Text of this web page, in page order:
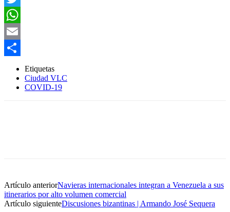
Twitter
WhatsApp
Email
Compartir
Etiquetas
Ciudad VLC
COVID-19
Artículo anteriorNavieras internacionales integran a Venezuela a sus
itinerarios por alto volumen comercial
Artículo siguienteDiscusiones bizantinas | Armando José Sequera